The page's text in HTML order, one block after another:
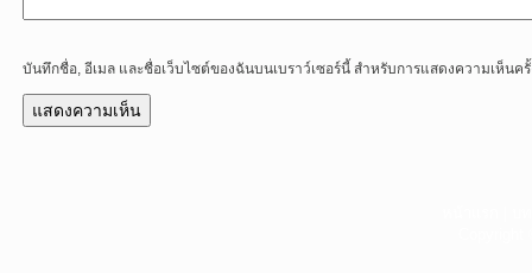
บันทึกชื่อ, อีเมล และชื่อเว็บไซต์ของฉันบนเบราว์เซอร์นี้ สำหรับการแสดงความเห็นค